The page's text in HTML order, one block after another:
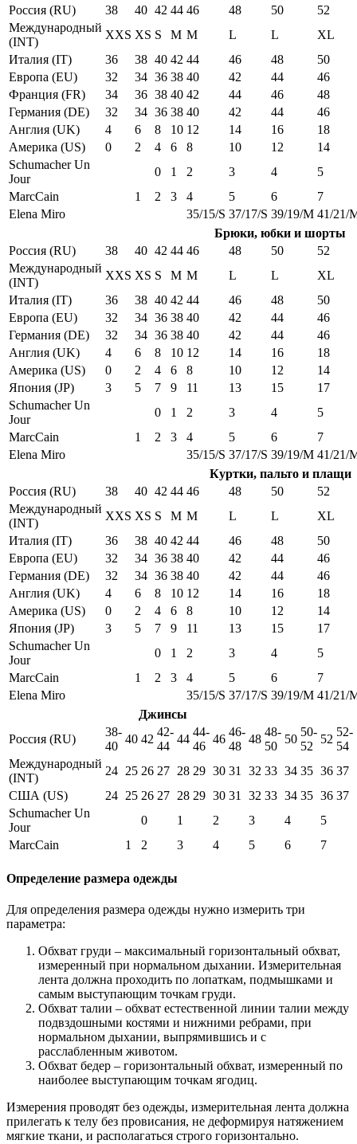
Россия (RU)
38 40 42 44 46 48 50
52
Международный
(INT)
XXS XS S M M L L
XL
Италия (IT)
36 38 40 42 44 46 48
50
Европа (EU)
32 34 36 38 40 42 44
46
Франция (FR)
34 36 38 40 42 44 46
48
Германия (DE)
32 34 36 38 40 42 44
46
Англия (UK)
4 6 8 10 12 14 16
18
Америка (US)
0 2 4 6 8 10 12
14
Schumacher Un
Jour
0 1 2 3 4
5
MarcCain
1 2 3 4 5 6
7
Elena Miro
35/15/S 37/17/S 39/19/M 41/21/
Брюки, юбки и шорты
Россия (RU)
38 40 42 44 46 48 50
52
Международный
(INT)
XXS XS S M M L L
XL
Италия (IT)
36 38 40 42 44 46 48
50
Европа (EU)
32 34 36 38 40 42 44
46
Германия (DE)
32 34 36 38 40 42 44
46
Англия (UK)
4 6 8 10 12 14 16
18
Америка (US)
0 2 4 6 8 10 12
14
Япония (JP)
3 5 7 9 11 13 15
17
Schumacher Un
Jour
0 1 2 3 4
5
MarcCain
1 2 3 4 5 6
7
Elena Miro
35/15/S 37/17/S 39/19/M 41/21/
Куртки, пальто и плащи
Россия (RU)
38 40 42 44 46 48 50
52
Международный
(INT)
XXS XS S M M L L
XL
Италия (IT)
36 38 40 42 44 46 48
50
Европа (EU)
32 34 36 38 40 42 44
46
Германия (DE)
32 34 36 38 40 42 44
46
Англия (UK)
4 6 8 10 12 14 16
18
Америка (US)
0 2 4 6 8 10 12
14
Япония (JP)
3 5 7 9 11 13 15
17
Schumacher Un
Jour
0 1 2 3 4
5
MarcCain
1 2 3 4 5 6
7
Elena Miro
35/15/S 37/17/S 39/19/M 41/21/
Джинсы
Россия (RU)
38-
40
40 42
42-
44
44
44-
46
46
46-
48
48
48-
50
50
50-
52
52
52-
54
Международный
(INT)
24 25 26 27 28 29 30 31 32 33 34 35 36 37
США (US)
24 25 26 27 28 29 30 31 32 33 34 35 36 37
Schumacher Un
Jour
0 1 2 3 4
5
MarcCain
1 2 3 4 5 6 7
Определение размера одежды
Для определения размера одежды нужно измерить три
параметра:
Обхват груди – максимальный горизонтальный обхват,
измеренный при нормальном дыхании. Измерительная
лента должна проходить по лопаткам, подмышками и
самым выступающим точкам груди.
Обхват талии – обхват естественной линии талии между
подвздошными костями и нижними ребрами, при
нормальном дыхании, выпрямившись и с
расслабленным животом.
Обхват бедер – горизонтальный обхват, измеренный по
наиболее выступающим точкам ягодиц.
Измерения проводят без одежды, измерительная лента должна
прилегать к телу без провисания, не деформируя натяжением
мягкие ткани, и располагаться строго горизонтально.